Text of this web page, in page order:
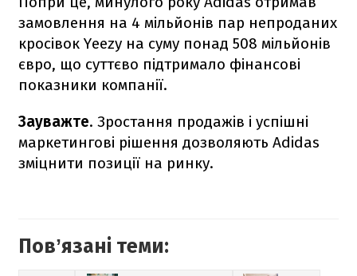
замовлення на 4 мільйонів пар непроданих
кросівок Yeezy на суму понад 508 мільйонів
євро, що суттєво підтримало фінансові
показники компанії.
Зауважте. Зростання продажів і успішні
маркетингові рішення дозволяють Adidas
зміцнити позиції на ринку.
Повʼязані теми: